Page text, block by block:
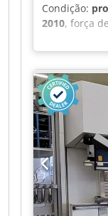
Condição:
2010, força
as colunas:4
mm, peso
Marcação
dobradeira
modelo:
técnicos
/ Trumpf
fabricação:
entre
Curso do